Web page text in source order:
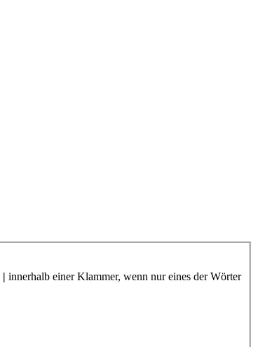
| innerhalb einer Klammer, wenn nur eines der Wörter